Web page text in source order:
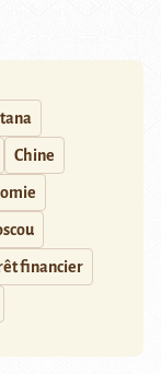
Chine
financier